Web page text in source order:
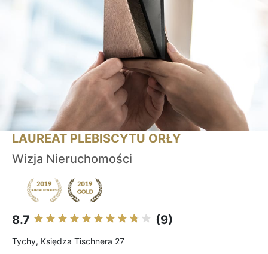
LAUREAT PLEBISCYTU ORŁY
Wizja Nieruchomości
8.7 (9)
Tychy, Księdza Tischnera 27